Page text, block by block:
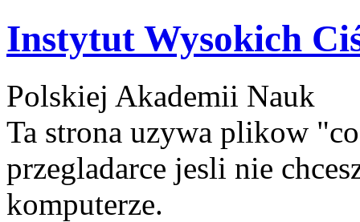
Instytut Wysokich
Polskiej Akademii Nauk
Ta strona uzywa plikow
przegladarce jesli nie
komputerze.